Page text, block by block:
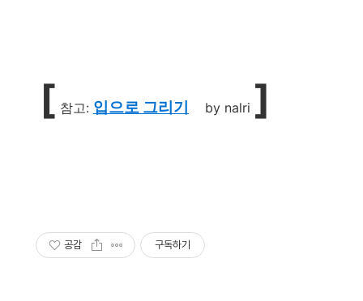
[ 참고: 입으로 그리기 by nalri ]
공감 구독하기